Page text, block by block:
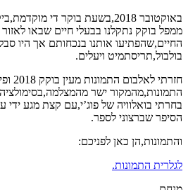
באוקטובר 2018,בשעת בוקר די
ממפל בוקק נתקלנו בבעלי חיים שבאו לאזור
החיים,שהפתיעו אותנו בנכחותם אך היו
בולבול,תריסתמיט ויעלים.
התמונות,מהמקור ישר
בחרתי בואלוויה של פוג’י,עם קצת מגע
הסיפר שברצוני לספר.
והתמונות,הן כאן לפניכם:
לגלרית התמונות.